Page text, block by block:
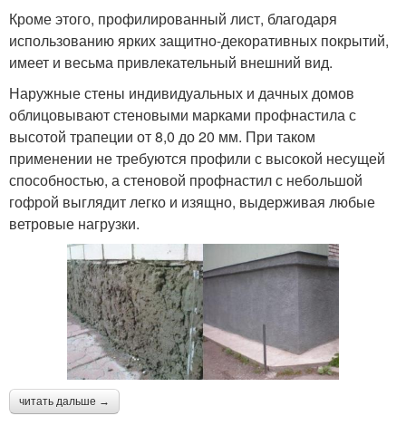
Кроме этого, профилированный лист, благодаря
использованию ярких защитно-декоративных покрытий,
имеет и весьма привлекательный внешний вид.
Наружные стены индивидуальных и дачных домов
облицовывают стеновыми марками профнастила с
высотой трапеции от 8,0 до 20 мм. При таком
применении не требуются профили с высокой несущей
способностью, а стеновой профнастил с небольшой
гофрой выглядит легко и изящно, выдерживая любые
ветровые нагрузки.
читать дальше →